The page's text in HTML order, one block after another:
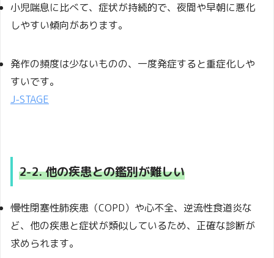
小児喘息に比べて、症状が持続的で、夜間や早朝に悪化
しやすい傾向があります。
発作の頻度は少ないものの、一度発症すると重症化しや
すいです。
J-STAGE
2-2. 他の疾患との鑑別が難しい
慢性閉塞性肺疾患（COPD）や心不全、逆流性食道炎な
ど、他の疾患と症状が類似しているため、正確な診断が
求められます。